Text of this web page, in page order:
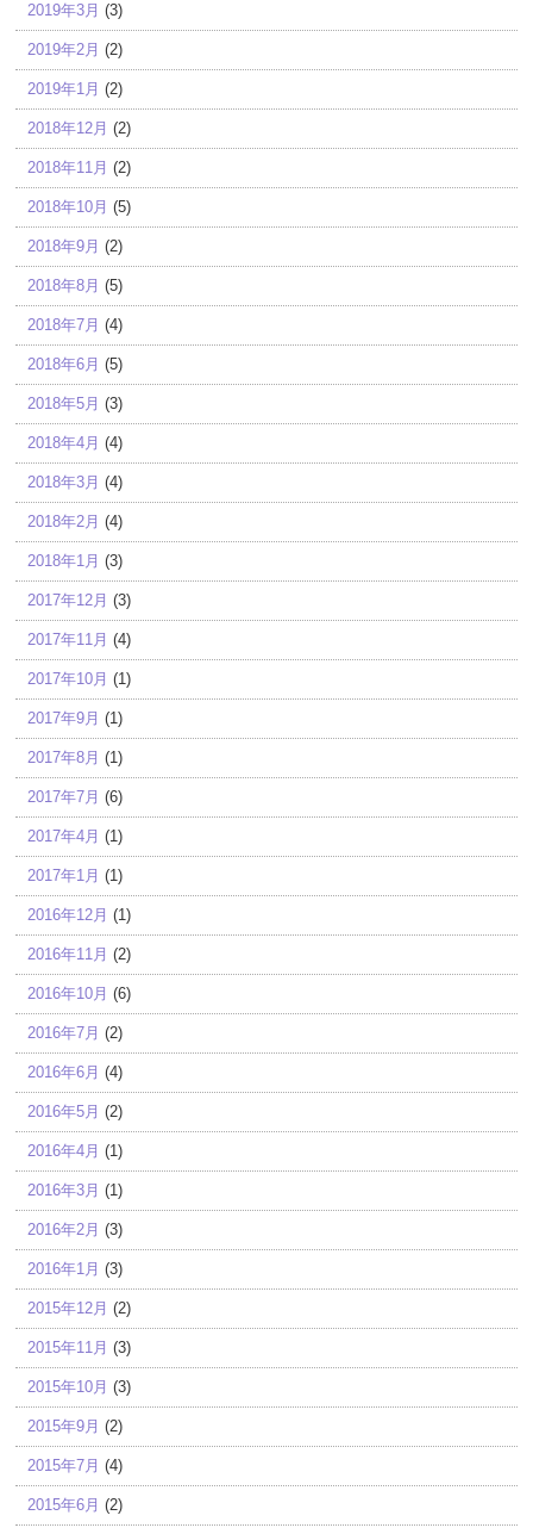
2019年3月 (3)
2019年2月 (2)
2019年1月 (2)
2018年12月 (2)
2018年11月 (2)
2018年10月 (5)
2018年9月 (2)
2018年8月 (5)
2018年7月 (4)
2018年6月 (5)
2018年5月 (3)
2018年4月 (4)
2018年3月 (4)
2018年2月 (4)
2018年1月 (3)
2017年12月 (3)
2017年11月 (4)
2017年10月 (1)
2017年9月 (1)
2017年8月 (1)
2017年7月 (6)
2017年4月 (1)
2017年1月 (1)
2016年12月 (1)
2016年11月 (2)
2016年10月 (6)
2016年7月 (2)
2016年6月 (4)
2016年5月 (2)
2016年4月 (1)
2016年3月 (1)
2016年2月 (3)
2016年1月 (3)
2015年12月 (2)
2015年11月 (3)
2015年10月 (3)
2015年9月 (2)
2015年7月 (4)
2015年6月 (2)